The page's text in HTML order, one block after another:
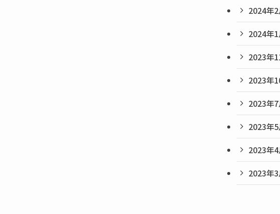
2024年2
2024年1
2023年
2023年
2023年7
2023年5
2023年4
2023年3